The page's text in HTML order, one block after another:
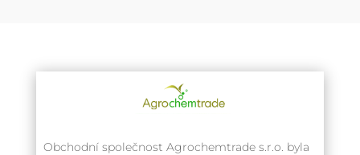
Obchodní společnost Agrochemtrade s.r.o. byla